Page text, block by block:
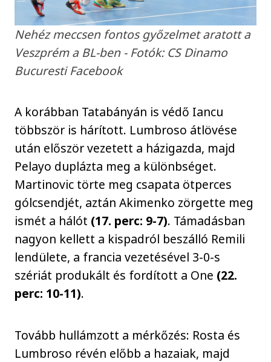
Nehéz meccsen fontos győzelmet aratott a
Veszprém a BL-ben - Fotók: CS Dinamo
Bucuresti Facebook
A korábban Tatabányán is védő Iancu
többször is hárított. Lumbroso átlövése
után először vezetett a házigazda, majd
Pelayo duplázta meg a különbséget.
Martinovic törte meg csapata ötperces
gólcsendjét, aztán Akimenko zörgette meg
ismét a hálót (17. perc: 9-7). Támadásban
nagyon kellett a kispadról beszálló Remili
lendülete, a francia vezetésével 3-0-s
szériát produkált és fordított a One (22.
perc: 10-11).
Tovább hullámzott a mérkőzés: Rosta és
Lumbroso révén előbb a hazaiak, majd